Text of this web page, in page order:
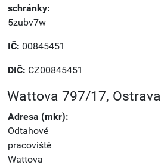
schránky:
5zubv7w
IČ: 00845451
DIČ: CZ00845451
Wattova 797/17, Ostrava
Adresa (mkr):
Odtahové
pracoviště
Wattova